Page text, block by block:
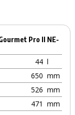
Pro II NE-
44 l
650 mm
526 mm
471
mm